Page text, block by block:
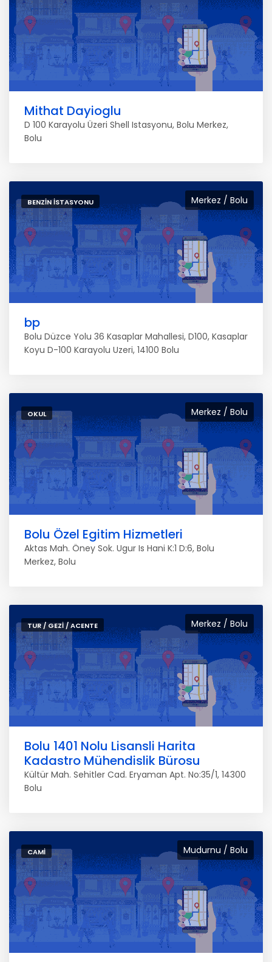
Mithat Dayioglu
D 100 Karayolu Üzeri Shell Istasyonu, Bolu Merkez,
Bolu
Merkez / Bolu
BENZIN İSTASYONU
bp
Bolu Düzce Yolu 36 Kasaplar Mahallesi, D100, Kasaplar
Koyu D-100 Karayolu Uzeri, 14100 Bolu
Merkez / Bolu
OKUL
Bolu Özel Egitim Hizmetleri
Aktas Mah. Öney Sok. Ugur Is Hani K:1 D:6, Bolu
Merkez, Bolu
Merkez / Bolu
TUR / GEZI / ACENTE
Bolu 1401 Nolu Lisansli Harita
Kadastro Mühendislik Bürosu
Kültür Mah. Sehitler Cad. Eryaman Apt. No:35/1, 14300
Bolu
Mudurnu / Bolu
CAMI